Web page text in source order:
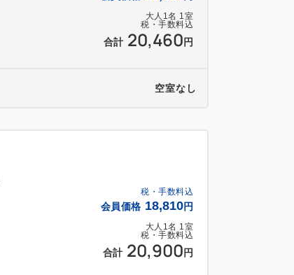
大人 1名 1室
税・手数料込
合計 20,460 円
空室なし
税・手数料込
会員価格 18,810円
大人 1名 1室
税・手数料込
合計 20,900 円